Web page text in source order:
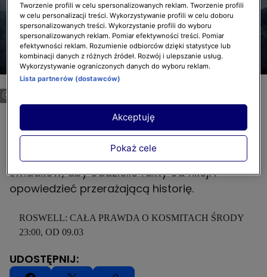
Roswell: cała prawda o kosmitach
Czy kosmici naprawdę wylądowali w pobliżu
Roswell w Nowym Meksyku w 1947 roku? Po
raz pierwszy zaawansowana sztuczna
inteligencja analizuje zeznania naocznych
świadków, aby oddzielić fakty od fikcji i
opowiedzieć przerażającą historię.
ROSWELL: CAŁA PRAWDA O KOSMITACH ŚRODY
23:00, OD 09.03
UDOSTĘPNIJ:
Tworzenie profili w celu spersonalizowanych reklam. Tworzenie profili
w celu personalizacji treści. Wykorzystywanie profili w celu doboru
spersonalizowanych treści. Wykorzystanie profili do wyboru
spersonalizowanych reklam. Pomiar efektywności treści. Pomiar
efektywności reklam. Rozumienie odbiorców dzięki statystyce lub
kombinacji danych z różnych źródeł. Rozwój i ulepszanie usług.
Wykorzystywanie ograniczonych danych do wyboru reklam.
Lista partnerów (dostawców)
Pokaż cele
Akceptuję